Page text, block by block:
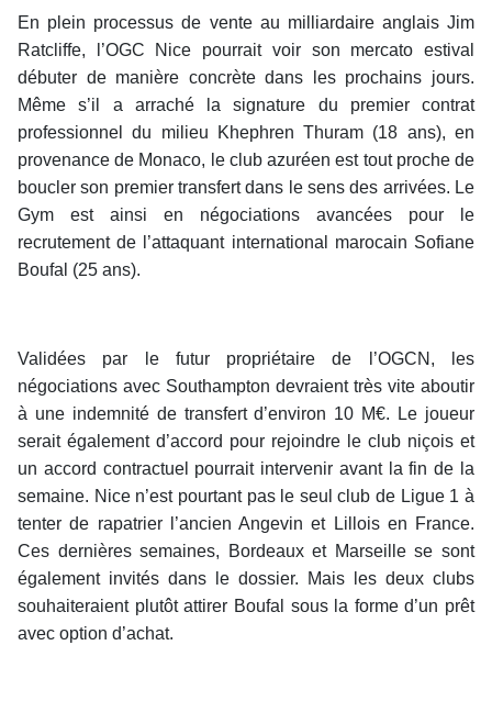
En plein processus de vente au milliardaire anglais Jim
Ratcliffe, l’OGC Nice pourrait voir son mercato estival
débuter de manière concrète dans les prochains jours.
Même s’il a arraché la signature du premier contrat
professionnel du milieu Khephren Thuram (18 ans), en
provenance de Monaco, le club azuréen est tout proche de
boucler son premier transfert dans le sens des arrivées. Le
Gym est ainsi en négociations avancées pour le
recrutement de l’attaquant international marocain Sofiane
Boufal (25 ans).
Validées par le futur propriétaire de l’OGCN, les
négociations avec Southampton devraient très vite aboutir
à une indemnité de transfert d’environ 10 M€. Le joueur
serait également d’accord pour rejoindre le club niçois et
un accord contractuel pourrait intervenir avant la fin de la
semaine. Nice n’est pourtant pas le seul club de Ligue 1 à
tenter de rapatrier l’ancien Angevin et Lillois en France.
Ces dernières semaines, Bordeaux et Marseille se sont
également invités dans le dossier. Mais les deux clubs
souhaiteraient plutôt attirer Boufal sous la forme d’un prêt
avec option d’achat.